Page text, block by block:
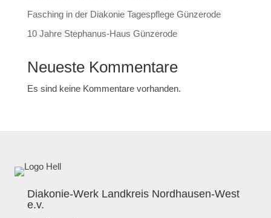
Fasching in der Diakonie Tagespflege Günzerode
10 Jahre Stephanus-Haus Günzerode
Neueste Kommentare
Es sind keine Kommentare vorhanden.
Diakonie-Werk Landkreis Nordhausen-West
e.v.